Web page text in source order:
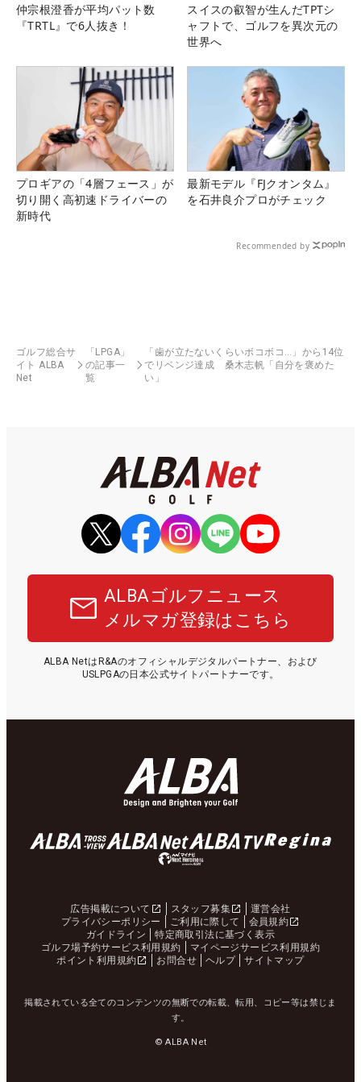
仲宗根澄香が平均パット数
『TRTL』で6人抜き！
スイスの叡智が生んだTPTシ
ャフトで、ゴルフを異次元の
世界へ
プロギアの「4層フェース」が
切り開く高初速ドライバーの
新時代
最新モデル『FJクオンタム』
を石井良介プロがチェック
Recommended by
ゴルフ総合サ
イト ALBA
Net
「LPGA」
の記事一
覧
「歯が立たないくらいボコボコ…」から14位
でリベンジ達成 桑木志帆「自分を褒めた
い」
ALBAゴルフニュース
メルマガ登録はこちら
ALBA NetはR&Aのオフィシャルデジタルパートナー、および
USLPGAの日本公式サイトパートナーです。
広告掲載について スタッフ募集
運営会社
プライバシーポリシー
ご利用に際して
会員規約
ガイドライン
特定商取引法に基づく表示
ゴルフ場予約サービス利用規約
マイページサービス利用規約
ポイント利用規約
お問合せ ヘルプ サイトマップ
掲載されている全てのコンテンツの無断での転載、転用、コピー等は禁じま
す。
© ALBA Net